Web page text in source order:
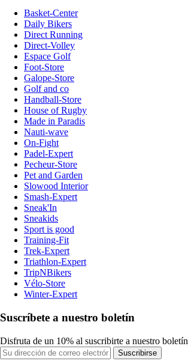
Basket-Center
Daily Bikers
Direct Running
Direct-Volley
Espace Golf
Foot-Store
Galope-Store
Golf and co
Handball-Store
House of Rugby
Made in Paradis
Nauti-wave
On-Fight
Padel-Expert
Pecheur-Store
Pet and Garden
Slowood Interior
Smash-Expert
Sneak'In
Sneakids
Sport is good
Training-Fit
Trek-Expert
Triathlon-Expert
TripNBikers
Vélo-Store
Winter-Expert
Suscríbete a nuestro boletín
Disfruta de un 10% al suscribirte a nuestro boletín
Suscribirse